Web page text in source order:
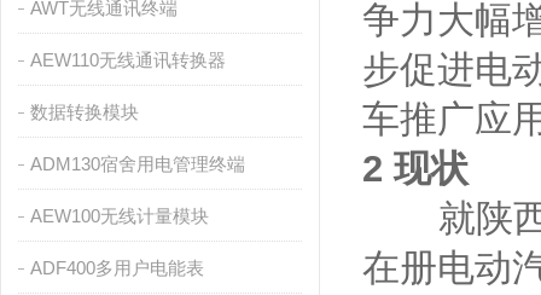
AWT无线通讯终端
AEW110无线通讯转换器
数据转换模块
ADM130宿舍用电管理终端
AEW100无线计量模块
ADF400多用户电能表
争力大幅
步促进电
车推广应
2 现状
就陕西
在册电动